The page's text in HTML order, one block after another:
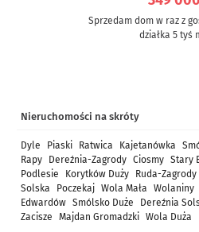
Sprzedam dom w raz z
działka 5 tyś
Nieruchomości na skróty
Dyle Piaski Ratwica Kajetanówka
Rapy
Dereźnia-Zagrody Ciosmy Stary
Podlesie
Korytków Duży Ruda-Zagrody
Solska
Poczekaj Wola Mała Wolaniny
Edwardów Smólsko Duże Dereźnia
Zacisze
Majdan Gromadzki Wola Duża